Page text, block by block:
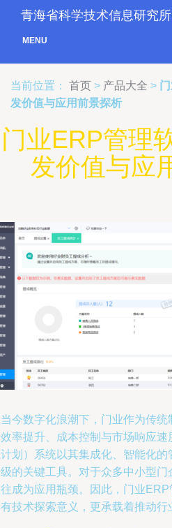
青海省科学技术信息研究所
MENU
当前位置： 首页 > 产品大全 >
发价值与应用前景探析
门业ERP管理
发价值与应
今数字化浪潮下，门业作为传
率提升、成本控制与市场响应
划）系统以其集成化、智能化
的关键工具。对于众多中小型
成为应用瓶颈。因此，门业
技术探索意义，更承载着推动行